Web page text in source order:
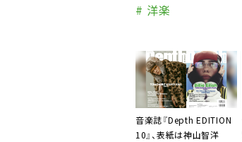
# 洋楽
音楽誌『Depth EDITION
10』、表紙は神山智洋